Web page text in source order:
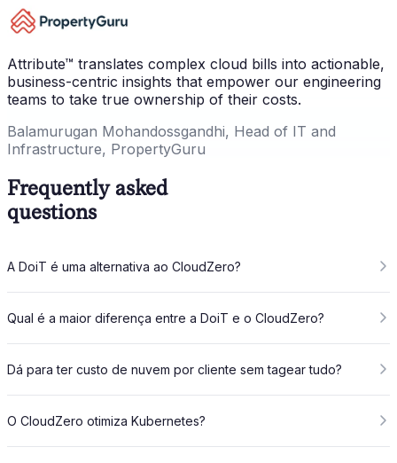
Attribute™ translates complex cloud bills into actionable,
business-centric insights that empower our engineering
teams to take true ownership of their costs.
Balamurugan Mohandossgandhi, Head of IT and
Infrastructure, PropertyGuru
Frequently asked
questions
A DoiT é uma alternativa ao CloudZero?
Qual é a maior diferença entre a DoiT e o CloudZero?
Dá para ter custo de nuvem por cliente sem tagear tudo?
O CloudZero otimiza Kubernetes?